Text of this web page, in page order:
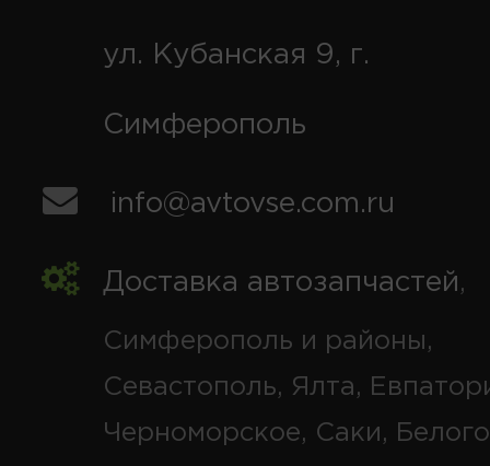
ул. Кубанская 9, г.
Симферополь
info@avtovse.com.ru
Доставка автозапчастей,
Симферополь и районы,
Севастополь, Ялта,
Черноморское, Саки,